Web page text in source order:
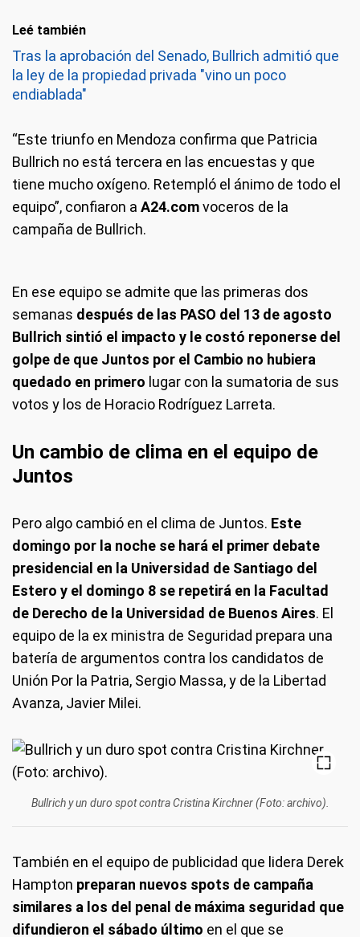
Leé también
Tras la aprobación del Senado, Bullrich admitió que
la ley de la propiedad privada "vino un poco
endiablada"
“Este triunfo en Mendoza confirma que Patricia
Bullrich no está tercera en las encuestas y que
tiene mucho oxígeno. Retempló el ánimo de todo el
equipo”, confiaron a A24.comvoceros de la
campaña de Bullrich.
En ese equipo se admite que las primeras dos
semanas después de las PASO del 13 de agosto
Bullrich sintió el impacto y le costó reponerse del
golpe de que Juntos por el Cambio no hubiera
quedado en primero lugar con la sumatoria de sus
votos y los de Horacio Rodríguez Larreta.
Un cambio de clima en el equipo de
Juntos
Pero algo cambió en el clima de Juntos. Este
domingo por la noche se hará el primer debate
presidencial en la Universidad de Santiago del
Estero y el domingo 8 se repetirá en la Facultad
de Derecho de la Universidad de Buenos Aires. El
equipo de la ex ministra de Seguridad prepara una
batería de argumentos contra los candidatos de
Unión Por la Patria, Sergio Massa, y de la Libertad
Avanza, Javier Milei.
Bullrich y un duro spot contra Cristina Kirchner (Foto: archivo).
También en el equipo de publicidad que lidera Derek
Hampton preparan nuevos spots de campaña
similares a los del penal de máxima seguridad que
difundieron el sábado último en el que se